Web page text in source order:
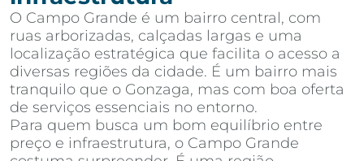
O Campo Grande é um bairro central, com
ruas arborizadas, calçadas largas e uma
localização estratégica que facilita o acesso a
diversas regiões da cidade. É um bairro mais
tranquilo que o Gonzaga, mas com boa oferta
de serviços essenciais no entorno.
Para quem busca um bom equilíbrio entre
preço e infraestrutura, o Campo Grande